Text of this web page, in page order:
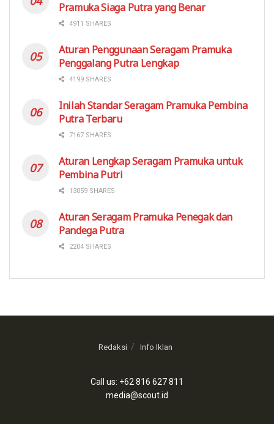
Pramuka Siaga Putra yang Benar
4911 SHARES
Aturan Penggunaan Seragam Pramuka
Penggalang Putra Lengkap
4199 SHARES
Inilah Standar Seragam Pramuka Pembina
Putra Terbaru
7167 SHARES
Aturan Lengkap Seragam Pramuka untuk
Pembina Putri
13059 SHARES
Aturan Seragam Pramuka Penegak dan
Pandega Putra
2204 SHARES
Redaksi Info Iklan
Call us: +62 816 627 811
media@scout.id